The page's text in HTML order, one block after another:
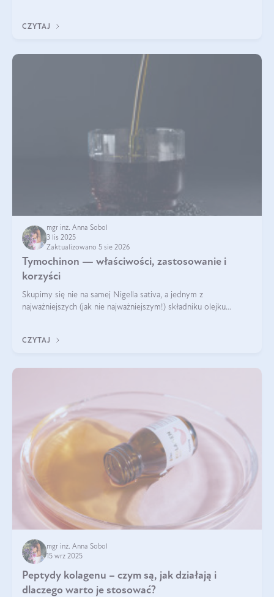
CZYTAJ
mgr inż. Anna Sobol
3 lis 2025
Zaktualizowano 5 sie 2026
Tymochinon — właściwości, zastosowanie i
korzyści
Skupimy się nie na samej Nigella sativa, a jednym z
najważniejszych (jak nie najważniejszym!) składniku olejku
CZYTAJ
mgr inż. Anna Sobol
15 wrz 2025
Peptydy kolagenu – czym są, jak działają i
dlaczego warto je stosować?